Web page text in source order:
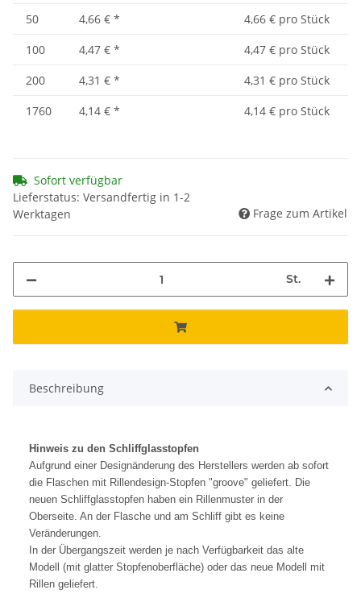
50
4,66 € *
4,66 € pro Stück
100
4,47 € *
4,47 € pro Stück
200
4,31 € *
4,31 € pro Stück
1760
4,14 € * 4,14 € pro Stück
Sofort verfügbar
Lieferstatus: Versandfertig in 1-2
Werktagen
Frage zum Artikel
St.
Beschreibung
Hinweis zu den Schliffglasstopfen
Aufgrund einer Designänderung des Herstellers werden ab sofort
die Flaschen mit Rillendesign-Stopfen "groove" geliefert. Die
neuen Schliffglasstopfen haben ein Rillenmuster in der
Oberseite. An der Flasche und am Schliff gibt es keine
Veränderungen.
In der Übergangszeit werden je nach Verfügbarkeit das alte
Modell (mit glatter Stopfenoberfläche) oder das neue Modell mit
Rillen geliefert.